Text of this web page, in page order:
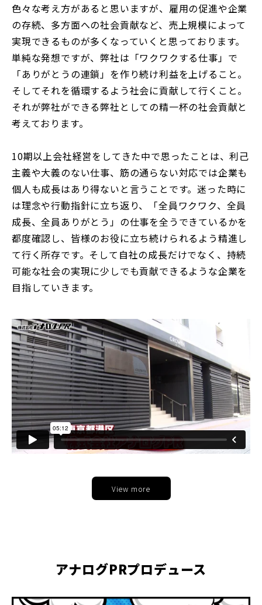
色々な考え方があると思いますが、雇用の促進や企業
の存続、多方面への社会貢献など、売上規模によって
実現できるものが多くなっていくと思っております。
単純な発想ですが、弊社は「ワクワクする仕事」で
「ありがとうの連鎖」を作り続け利益を上げること。
そしてそれを循環するよう社会に貢献して行くこと。
それが弊社ができる弊社としての精一杯の社会貢献と
考えております。
10期以上会社経営をしてきた中で思ったことは、利己
主義や大義のない仕事、筋の通らない対応では企業も
個人も成長はあり得ないと言うことです。迷った時に
は理念や行動指針に立ち返り、「全員ワクワク、全員
成長、全員ありがとう」の仕事を全うできているかを
都度確認し、皆様のお役に立ち続けられるよう精進し
て行く所存です。そして自社の成長だけでなく、持続
可能な社会の実現に少しでも貢献できるような企業を
目指していきます。
View more
アナログPRプロデュース